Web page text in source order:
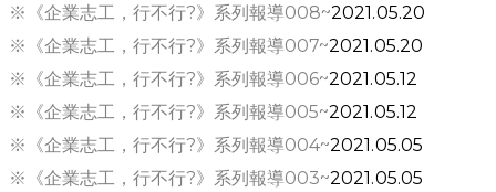
​※《企業志工，行不行?》系列報導008~2021.05.20
※《企業志工，行不行?》系列報導007~2021.05.20
※《企業志工，行不行?》系列報導006~2021.05.12
※《企業志工，行不行?》系列報導005~2021.05.12
※《企業志工，行不行?》系列報導004~2021.05.05
※《企業志工，行不行?》系列報導003~2021.05.05